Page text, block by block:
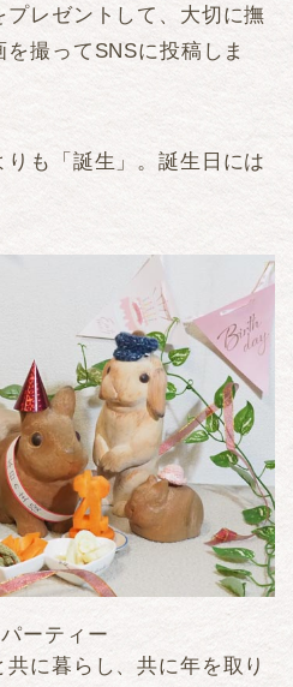
レゼントして、大切に撫
撮ってSNSに投稿しま
も「誕生」。誕生日には
ーティー
に暮らし、共に年を取り